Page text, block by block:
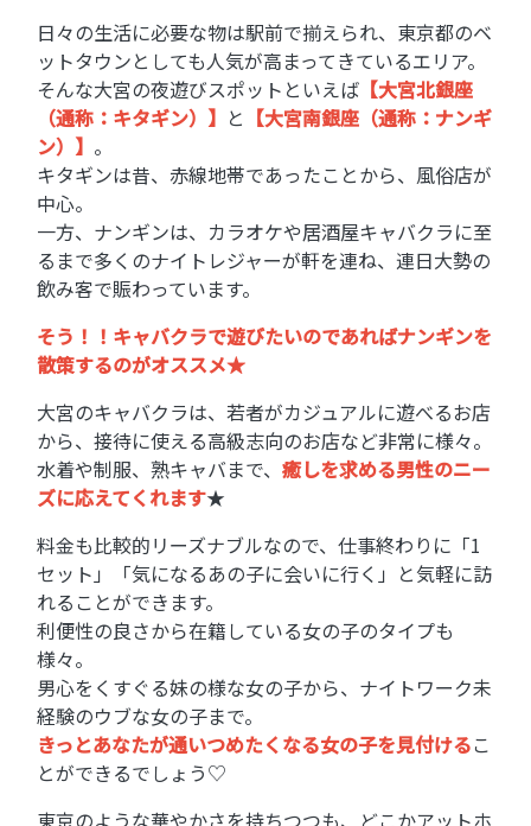
日々の生活に必要な物は駅前で揃えられ、東京都のベ
ットタウンとしても人気が高まってきているエリア。
そんな大宮の夜遊びスポットといえば 【大宮北銀座
（通称：キタギン）】 と 【大宮南銀座（通称：ナンギ
ン）】 。
キタギンは昔、赤線地帯であったことから、風俗店が
中心。
一方、ナンギンは、カラオケや居酒屋キャバクラに至
るまで多くのナイトレジャーが軒を連ね、連日大勢の
飲み客で賑わっています。
そう！！キャバクラで遊びたいのであればナンギンを
散策するのがオススメ★
大宮のキャバクラは、若者がカジュアルに遊べるお店
から、接待に使える高級志向のお店など非常に様々。
水着や制服、熟キャバまで、 癒しを求める男性のニー
ズに応えてくれます★
料金も比較的リーズナブルなので、仕事終わりに「1
セット」「気になるあの子に会いに行く」と気軽に訪
れることができます。
利便性の良さから在籍している女の子のタイプも
様々。
男心をくすぐる妹の様な女の子から、ナイトワーク未
経験のウブな女の子まで。
きっとあなたが通いつめたくなる女の子を見付けるこ
とができるでしょう♡
東京のような華やかさを持ちつつも、どこかアットホ